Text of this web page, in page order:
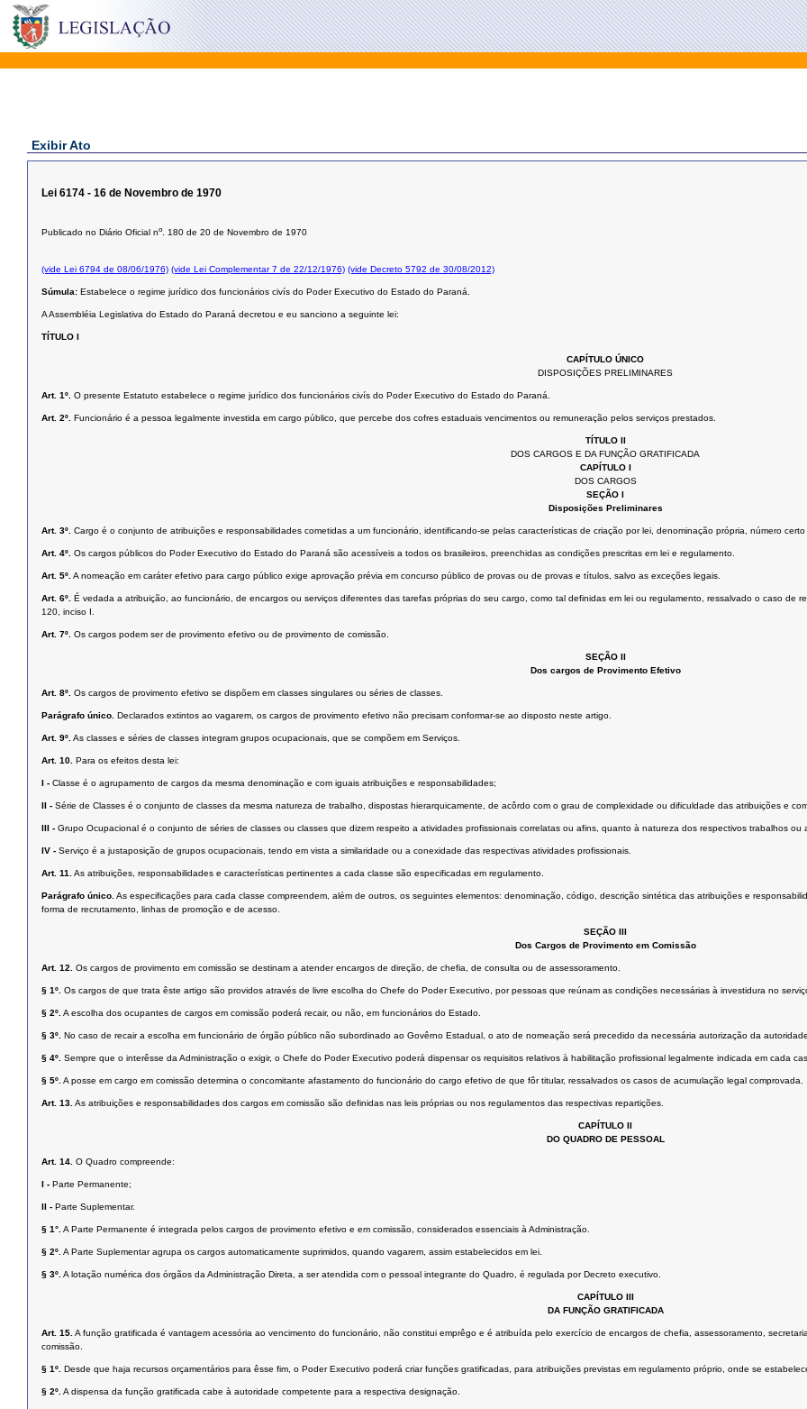
Exibir Ato
Lei 6174 - 16 de Novembro de 1970
Publicado no Diário Oficial no. 180 de 20 de Novembro de 1970
(vide Lei 6794 de 08/06/1976) (vide Lei Complementar 7 de 22/12/1976) (vide Decreto 5792 de 30/08/2012)
Súmula: Estabelece o regime jurídico dos funcionários civís do Poder Executivo do Estado do Paraná.
A Assembléia Legislativa do Estado do Paraná decretou e eu sanciono a seguinte lei:
TÍTULO I
CAPÍTULO ÚNICO
DISPOSIÇÕES PRELIMINARES
Art. 1º. O presente Estatuto estabelece o regime jurídico dos funcionários civís do Poder Executivo do Estado do Paraná.
Art. 2º. Funcionário é a pessoa legalmente investida em cargo público, que percebe dos cofres estaduais vencimentos ou remuneração pelos serviços prestados.
TÍTULO II
DOS CARGOS E DA FUNÇÃO GRATIFICADA
CAPÍTULO I
DOS CARGOS
SEÇÃO I
Disposições Preliminares
Art. 3º. Cargo é o conjunto de atribuições e responsabilidades cometidas a um funcionário, identificando-se pelas características de criação por lei, denominação própria, número
Art. 4º. Os cargos públicos do Poder Executivo do Estado do Paraná são acessíveis a todos os brasileiros, preenchidas as condições prescritas em lei e regulamento.
Art. 5º. A nomeação em caráter efetivo para cargo público exige aprovação prévia em concurso público de provas ou de provas e títulos, salvo as exceções legais.
Art. 6º. É vedada a atribuição, ao funcionário, de encargos ou serviços diferentes das tarefas próprias do seu cargo, como tal definidas em lei ou regulamento, ressalvado o caso de
120, inciso I.
Art. 7º. Os cargos podem ser de provimento efetivo ou de provimento de comissão.
SEÇÃO II
Dos cargos de Provimento Efetivo
Art. 8º. Os cargos de provimento efetivo se dispõem em classes singulares ou séries de classes.
Parágrafo único. Declarados extintos ao vagarem, os cargos de provimento efetivo não precisam conformar-se ao disposto neste artigo.
Art. 9º. As classes e séries de classes integram grupos ocupacionais, que se compõem em Serviços.
Art. 10. Para os efeitos desta lei:
I - Classe é o agrupamento de cargos da mesma denominação e com iguais atribuições e responsabilidades;
II - Série de Classes é o conjunto de classes da mesma natureza de trabalho, dispostas hierarquicamente, de acôrdo com o grau de complexidade ou dificuldade das atribuições e
III - Grupo Ocupacional é o conjunto de séries de classes ou classes que dizem respeito a atividades profissionais correlatas ou afins, quanto à natureza dos respectivos trabalhos
IV - Serviço é a justaposição de grupos ocupacionais, tendo em vista a similaridade ou a conexidade das respectivas atividades profissionais.
Art. 11. As atribuições, responsabilidades e características pertinentes a cada classe são especificadas em regulamento.
Parágrafo único. As especificações para cada classe compreendem, além de outros, os seguintes elementos: denominação, código, descrição sintética das atribuições e
forma de recrutamento, linhas de promoção e de acesso.
SEÇÃO III
Dos Cargos de Provimento em Comissão
Art. 12. Os cargos de provimento em comissão se destinam a atender encargos de direção, de chefia, de consulta ou de assessoramento.
§ 1º. Os cargos de que trata êste artigo são providos através de livre escolha do Chefe do Poder Executivo, por pessoas que reúnam as condições necessárias à investidura no
§ 2º. A escolha dos ocupantes de cargos em comissão poderá recair, ou não, em funcionários do Estado.
§ 3º. No caso de recair a escolha em funcionário de órgão público não subordinado ao Govêrno Estadual, o ato de nomeação será precedido da necessária autorização da
§ 4º. Sempre que o interêsse da Administração o exigir, o Chefe do Poder Executivo poderá dispensar os requisitos relativos à habilitação profissional legalmente indicada em cada
§ 5º. A posse em cargo em comissão determina o concomitante afastamento do funcionário do cargo efetivo de que fôr titular, ressalvados os casos de acumulação legal comprovada.
Art. 13. As atribuições e responsabilidades dos cargos em comissão são definidas nas leis próprias ou nos regulamentos das respectivas repartições.
CAPÍTULO II
DO QUADRO DE PESSOAL
Art. 14. O Quadro compreende:
I - Parte Permanente;
II - Parte Suplementar.
§ 1°. A Parte Permanente é integrada pelos cargos de provimento efetivo e em comissão, considerados essenciais à Administração.
§ 2º. A Parte Suplementar agrupa os cargos automaticamente suprimidos, quando vagarem, assim estabelecidos em lei.
§ 3º. A lotação numérica dos órgãos da Administração Direta, a ser atendida com o pessoal integrante do Quadro, é regulada por Decreto executivo.
CAPÍTULO III
DA FUNÇÃO GRATIFICADA
Art. 15. A função gratificada é vantagem acessória ao vencimento do funcionário, não constitui emprêgo e é atribuída pelo exercício de encargos de chefia, assessoramento,
comissão.
§ 1º. Desde que haja recursos orçamentários para êsse fim, o Poder Executivo poderá criar funções gratificadas, para atribuições previstas em regulamento próprio, onde se
§ 2º. A dispensa da função gratificada cabe à autoridade competente para a respectiva designação.